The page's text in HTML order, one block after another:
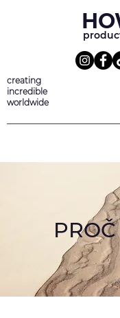
creating
incredible
worldwide